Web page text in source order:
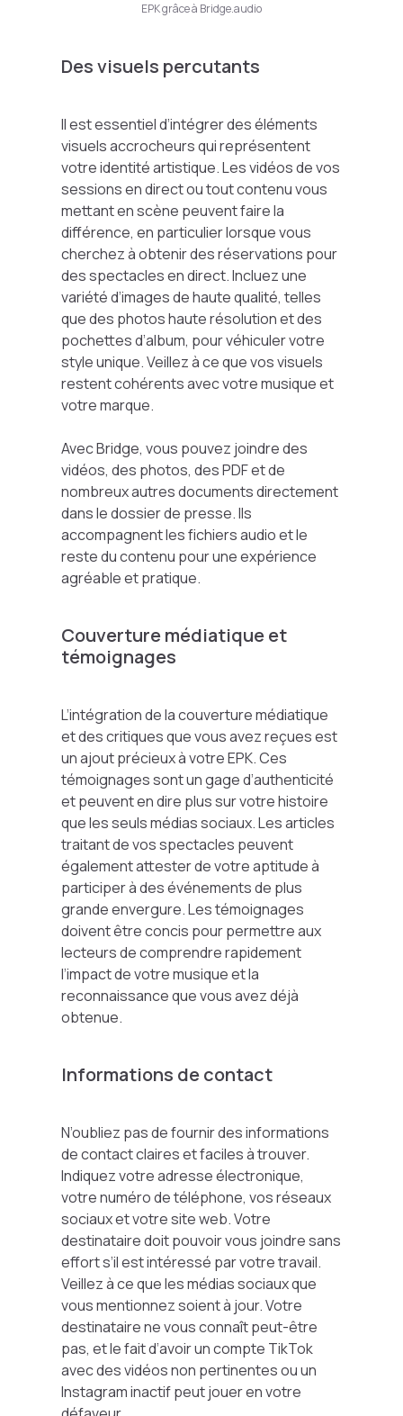
EPK grâce à Bridge.audio
Des visuels percutants
Il est essentiel d’intégrer des éléments
visuels accrocheurs qui représentent
votre identité artistique. Les vidéos de vos
sessions en direct ou tout contenu vous
mettant en scène peuvent faire la
différence, en particulier lorsque vous
cherchez à obtenir des réservations pour
des spectacles en direct. Incluez une
variété d’images de haute qualité, telles
que des photos haute résolution et des
pochettes d’album, pour véhiculer votre
style unique. Veillez à ce que vos visuels
restent cohérents avec votre musique et
votre marque.
Avec Bridge, vous pouvez joindre des
vidéos, des photos, des PDF et de
nombreux autres documents directement
dans le dossier de presse. Ils
accompagnent les fichiers audio et le
reste du contenu pour une expérience
agréable et pratique.
Couverture médiatique et
témoignages
L’intégration de la couverture médiatique
et des critiques que vous avez reçues est
un ajout précieux à votre EPK. Ces
témoignages sont un gage d’authenticité
et peuvent en dire plus sur votre histoire
que les seuls médias sociaux. Les articles
traitant de vos spectacles peuvent
également attester de votre aptitude à
participer à des événements de plus
grande envergure. Les témoignages
doivent être concis pour permettre aux
lecteurs de comprendre rapidement
l’impact de votre musique et la
reconnaissance que vous avez déjà
obtenue.
Informations de contact
N’oubliez pas de fournir des informations
de contact claires et faciles à trouver.
Indiquez votre adresse électronique,
votre numéro de téléphone, vos réseaux
sociaux et votre site web. Votre
destinataire doit pouvoir vous joindre sans
effort s’il est intéressé par votre travail.
Veillez à ce que les médias sociaux que
vous mentionnez soient à jour. Votre
destinataire ne vous connaît peut-être
pas, et le fait d’avoir un compte TikTok
avec des vidéos non pertinentes ou un
Instagram inactif peut jouer en votre